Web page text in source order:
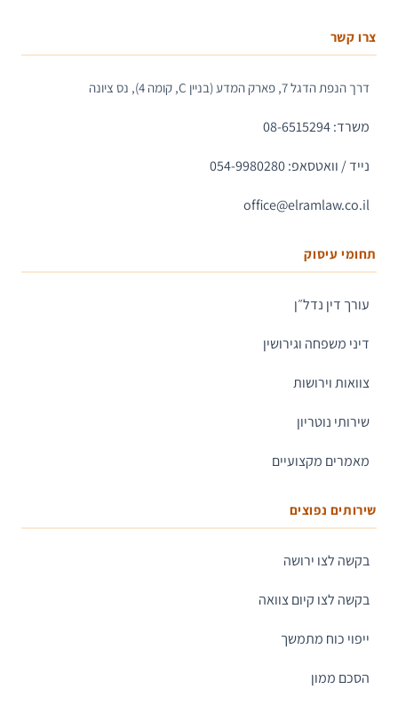
צרו קשר
דרך הנפת הדגל 7, פארק המדע (בניין C, קומה 4), נס ציונה
משרד: 08-6515294
נייד / וואטסאפ: 054-9980280
office@elramlaw.co.il
תחומי עיסוק
עורך דין נדל״ן
דיני משפחה וגירושין
צוואות וירושות
שירותי נוטריון
מאמרים מקצועיים
שירותים נפוצים
בקשה לצו ירושה
בקשה לצו קיום צוואה
ייפוי כוח מתמשך
הסכם ממון